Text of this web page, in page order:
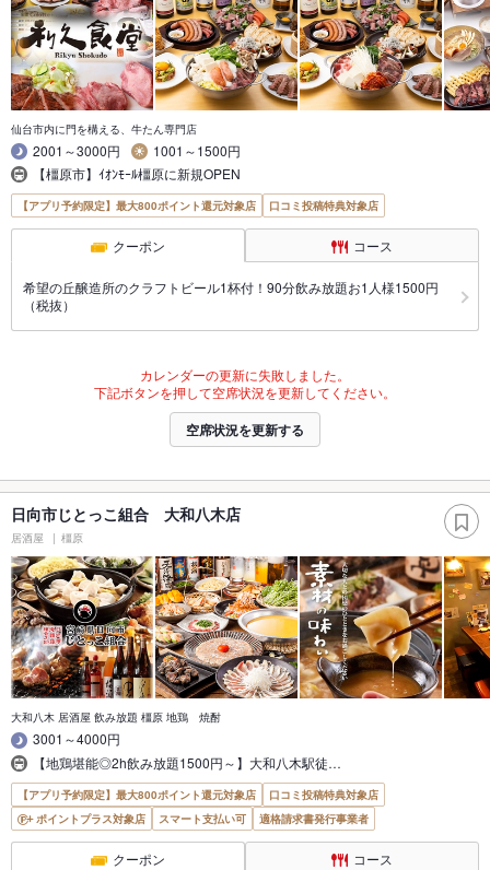
仙台市内に門を構える、牛たん専門店
2001～3000円
1001～1500円
【橿原市】ｲｵﾝﾓｰﾙ橿原に新規OPEN
【アプリ予約限定】最大800ポイント還元対象店 口コミ投稿特典対象店
クーポン コース
希望の丘醸造所のクラフトビール1杯付！90分飲み放題お1人様1500円
（税抜）
カレンダーの更新に失敗しました。
下記ボタンを押して空席状況を更新してください。
空席状況を更新する
日向市じとっこ組合 大和八木店
居酒屋 橿原
大和八木 居酒屋 飲み放題 橿原 地鶏 焼酎
3001～4000円
【地鶏堪能◎2h飲み放題1500円～】大和八木駅徒…
【アプリ予約限定】最大800ポイント還元対象店
口コミ投稿特典対象店
ポイントプラス対象店
スマート支払い可 適格請求書発行事業者
クーポン コース